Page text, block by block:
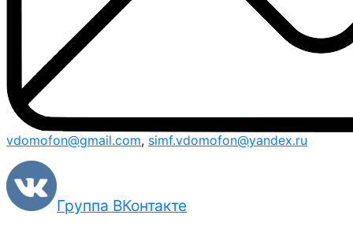
vdomofon@gmail.com, simf.vdomofon@yandex.ru
Группа ВКонтакте